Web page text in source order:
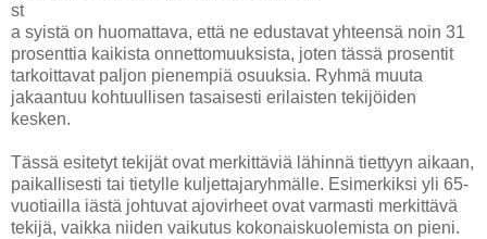
st
a syistä on huomattava, että ne edustavat yhteensä noin 31
prosenttia kaikista onnettomuuksista, joten tässä prosentit
tarkoittavat paljon pienempiä osuuksia. Ryhmä muuta
jakaantuu kohtuullisen tasaisesti erilaisten tekijöiden
kesken.
Tässä esitetyt tekijät ovat merkittäviä lähinnä tiettyyn aikaan,
paikallisesti tai tietylle kuljettajaryhmälle. Esimerkiksi yli 65-
vuotiailla iästä johtuvat ajovirheet ovat varmasti merkittävä
tekijä, vaikka niiden vaikutus kokonaiskuolemista on pieni.